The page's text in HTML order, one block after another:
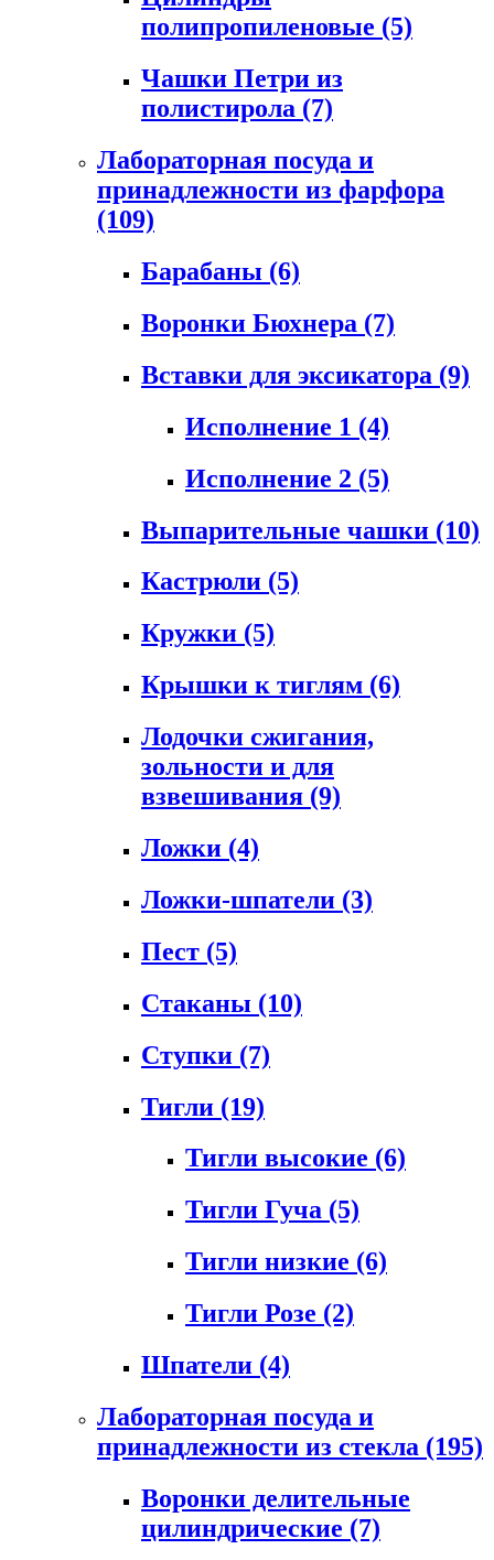
полипропиленовые (5)
Чашки Петри из
полистирола (7)
Лабораторная посуда и
принадлежности из фарфора
(109)
Барабаны (6)
Воронки Бюхнера (7)
Вставки для эксикатора (9)
Исполнение 1 (4)
Исполнение 2 (5)
Выпарительные чашки (10)
Кастрюли (5)
Кружки (5)
Крышки к тиглям (6)
Лодочки сжигания,
зольности и для
взвешивания (9)
Ложки (4)
Ложки-шпатели (3)
Пест (5)
Стаканы (10)
Ступки (7)
Тигли (19)
Тигли высокие (6)
Тигли Гуча (5)
Тигли низкие (6)
Тигли Розе (2)
Шпатели (4)
Лабораторная посуда и
принадлежности из стекла (195)
Воронки делительные
цилиндрические (7)